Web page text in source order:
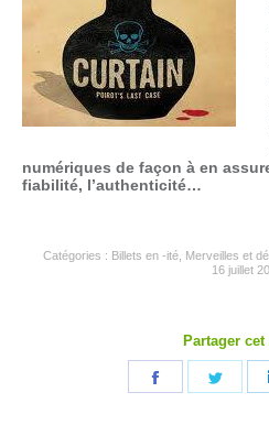
numériques de façon à en
fiabilité, l’authenticité…
Catégories : Billets en -ité Merveilles et
16 juillet
Partager
Partager